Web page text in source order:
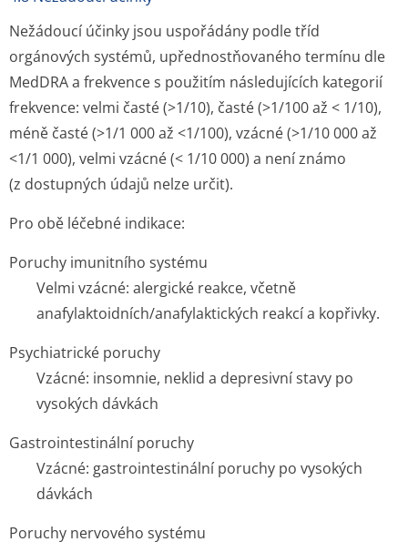
Nežádoucí účinky jsou uspořádány podle tříd
orgánových systémů, upřednostňovaného termínu dle
MedDRA a frekvence s použitím následujících kategorií
frekvence: velmi časté (>1/10), časté (>1/100 až < 1/10),
méně časté (>1/1 000 až <1/100), vzácné (>1/10 000 až
<1/1 000), velmi vzácné (< 1/10 000) a není známo
(z dostupných údajů nelze určit).
Pro obě léčebné indikace:
Poruchy imunitního systému
Velmi vzácné: alergické reakce, včetně
anafylaktoidních/a­nafylaktických reakcí a kopřivky.
Psychiatrické poruchy
Vzácné: insomnie, neklid a depresivní stavy po
vysokých dávkách
Gastrointestinální poruchy
Vzácné: gastrointestinální poruchy po vysokých
dávkách
Poruchy nervového systému